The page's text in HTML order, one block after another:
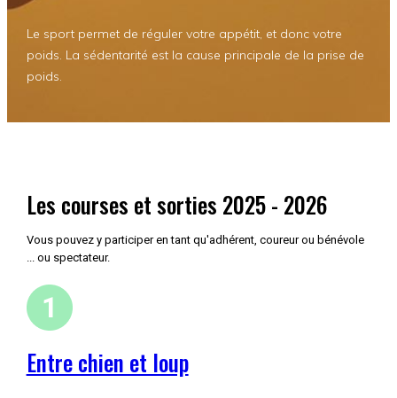
Le sport permet de réguler votre appétit, et donc votre
poids. La sédentarité est la cause principale de la prise de
poids.
Les courses et sorties 2025 - 2026
Vous pouvez y participer en tant qu'adhérent, coureur ou bénévole
... ou spectateur.
Entre chien et loup